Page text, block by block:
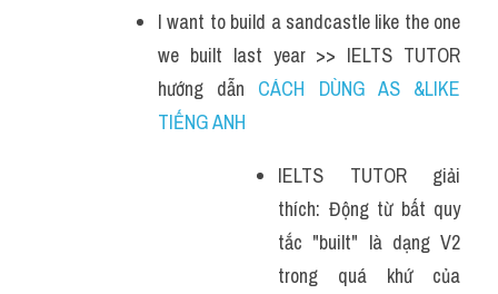
I want to build a sandcastle like the one
we built last year >> IELTS TUTOR
hướng dẫn CÁCH DÙNG AS &LIKE
TIẾNG ANH
IELTS TUTOR giải
thích: Động từ bất quy
tắc "built" là dạng V2
trong quá khứ của